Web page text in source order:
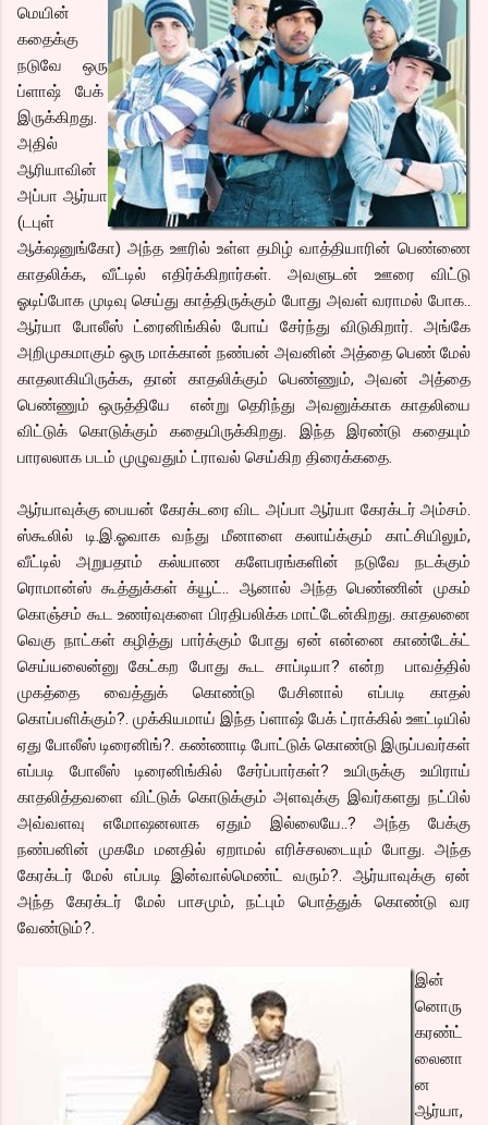
மெயின்
கதைக்கு
நடுவே ஒரு
ப்ளாஷ் பேக்
இருக்கிறது.
அதில்
ஆரியாவின்
அப்பா ஆர்யா
(டபுள்
ஆக்‌ஷனுங்கோ) அந்த ஊரில் உள்ள தமிழ் வாத்தியாரின் பெண்ணை
காதலிக்க, வீட்டில் எதிர்க்கிறார்கள். அவளுடன் ஊரை விட்டு
ஓடிப்போக முடிவு செய்து காத்திருக்கும் போது அவள் வராமல் போக..
ஆர்யா போலீஸ் ட்ரைனிங்கில் போய் சேர்ந்து விடுகிறார். அங்கே
அறிமுகமாகும் ஒரு மாக்கான் நண்பன் அவனின் அத்தை பெண் மேல்
காதலாகியிருக்க, தான் காதலிக்கும் பெண்ணும், அவன் அத்தை
பெண்ணும் ஒருத்தியே என்று தெரிந்து அவனுக்காக காதலியை
விட்டுக் கொடுக்கும் கதையிருக்கிறது. இந்த இரண்டு கதையும்
பாரலலாக படம் முழுவதும் ட்ராவல் செய்கிற திரைக்கதை.
ஆர்யாவுக்கு பையன் கேரக்டரை விட அப்பா ஆர்யா கேரக்டர் அம்சம்.
ஸ்கூலில் டி.இ.ஓவாக வந்து மீனாளை கலாய்க்கும் காட்சியிலும்,
வீட்டில் அறுபதாம் கல்யாண களேபரங்களின் நடுவே நடக்கும்
ரொமான்ஸ் கூத்துக்கள் க்யூட்.. ஆனால் அந்த பெண்ணின் முகம்
கொஞ்சம் கூட உணர்வுகளை பிரதிபலிக்க மாட்டேன்கிறது. காதலனை
வெகு நாட்கள் கழித்து பார்க்கும் போது ஏன் என்னை காண்டேக்ட்
செய்யலைன்னு கேட்கற போது கூட சாப்டியா? என்ற பாவத்தில்
முகத்தை வைத்துக் கொண்டு பேசினால் எப்படி காதல்
கொப்பளிக்கும்?. முக்கியமாய் இந்த ப்ளாஷ் பேக் ட்ராக்கில் ஊட்டியில்
ஏது போலீஸ் டிரைனிங்?. கண்ணாடி போட்டுக் கொண்டு இருப்பவர்கள்
எப்படி போலீஸ் டிரைனிங்கில் சேர்ப்பார்கள்? உயிருக்கு உயிராய்
காதலித்தவளை விட்டுக் கொடுக்கும் அளவுக்கு இவர்களது நட்பில்
அவ்வளவு எமோஷனலாக ஏதும் இல்லையே..? அந்த பேக்கு
நண்பனின் முகமே மனதில் ஏறாமல் எரிச்சலடையும் போது. அந்த
கேரக்டர் மேல் எப்படி இன்வால்மெண்ட் வரும்?. ஆர்யாவுக்கு ஏன்
அந்த கேரக்டர் மேல் பாசமும், நட்பும் பொத்துக் கொண்டு வர
வேண்டும்?.
இன்
னொரு
கரண்ட்
லைனா
ன
ஆர்யா,